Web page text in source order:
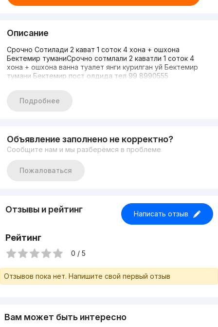
Описание
Срочно Сотилади 2 кават 1 соток 4 хона + ошхона
Бектемир туманиСрочно сотмлали 2 каватли 1 соток 4
хона + ошхона ванна туалет янги курилган уй Бектемир
тумани Бектемир пост олдида тел 99 8990555
Подробнее
Объявление заполнено не корректно?
Сообщите нам и мы разберёмся в проблеме
Пожаловаться
Отзывы и рейтинг Написать отзыв
Рейтинг
0 / 5
Отзывов пока нет. Напишите свой первый отзыв
Вам может быть интересно